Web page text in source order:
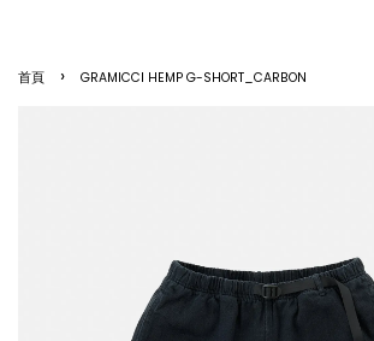
首頁 › GRAMICCI HEMP G-SHORT_CARBON